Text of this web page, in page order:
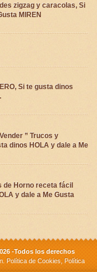
zigzag y caracolas, Si
MIREN
Si te gusta dinos
” Trucos y
dinos HOLA y dale a Me
de Horno receta fácil
y dale a Me Gusta
-Todos los derechos
Política de Cookies, Política